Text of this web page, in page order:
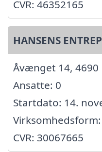
CVR: 46352165
HANSENS
Åvænget 14, 4690
Ansatte: 0
Startdato: 14.
CVR: 30067665